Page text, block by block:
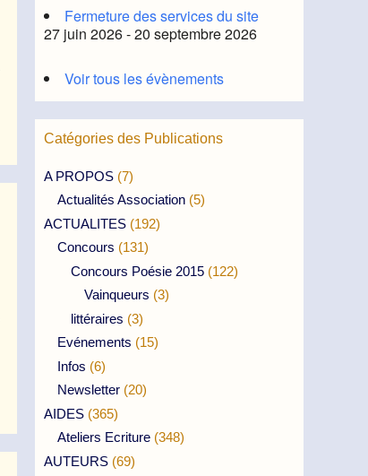
Fermeture des services du site
27 juin 2026 - 20 septembre 2026
Voir tous les évènements
Catégories des Publications
A PROPOS (7)
Actualités Association (5)
ACTUALITES (192)
Concours (131)
Concours Poésie 2015 (122)
Vainqueurs (3)
littéraires (3)
Evénements (15)
Infos (6)
Newsletter (20)
AIDES (365)
Ateliers Ecriture (348)
AUTEURS (69)